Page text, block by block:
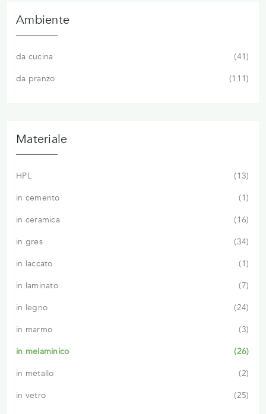
Ambiente
da cucina
41
da pranzo
111
Materiale
HPL
13
in cemento
1
in ceramica
16
in gres
34
in laccato
1
in laminato
7
in legno
24
in marmo
3
in melaminico
26
in metallo
2
in vetro
25